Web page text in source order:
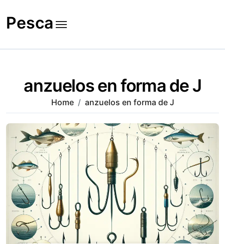
to
content
Pesca
anzuelos en forma de J
Home anzuelos en forma de J